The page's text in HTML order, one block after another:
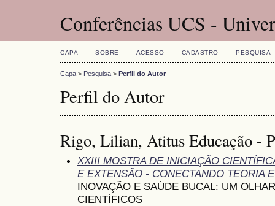
Conferências UCS -
CAPA SOBRE ACESSO CADASTRO PESQUISA
Capa > Pesquisa > Perfil do Autor
Perfil do Autor
Rigo, Lilian, Atitus Educação -
XXIII MOSTRA DE INICIAÇÃO
E EXTENSÃO - CONECTANDO TEORIA
INOVAÇÃO E SAÚDE BUCAL: UM
CIENTÍFICOS